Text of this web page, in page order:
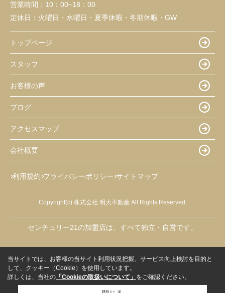
営業時間： 10：00~18：00
定休日： 火曜日・水曜日・夏季休暇・冬期休暇・GW
トップページ
スタッフ
お客様の声
ブログ
アクセスマップ
会社概要
利用規約 プライバシーポリシー サイトマップ
Copyright(c) 株式会社 明大不動産 All Rights Reserved.
センチュリー21の加盟店は、すべて独立・自営です。
当サイトでは、お客様の当サイト利用状況把握、サービス向上検討を目的と
して、クッキー（Cookie）を使用しています。
詳しくは、当社の 「Cookieの取扱いについて」 をご確認ください。